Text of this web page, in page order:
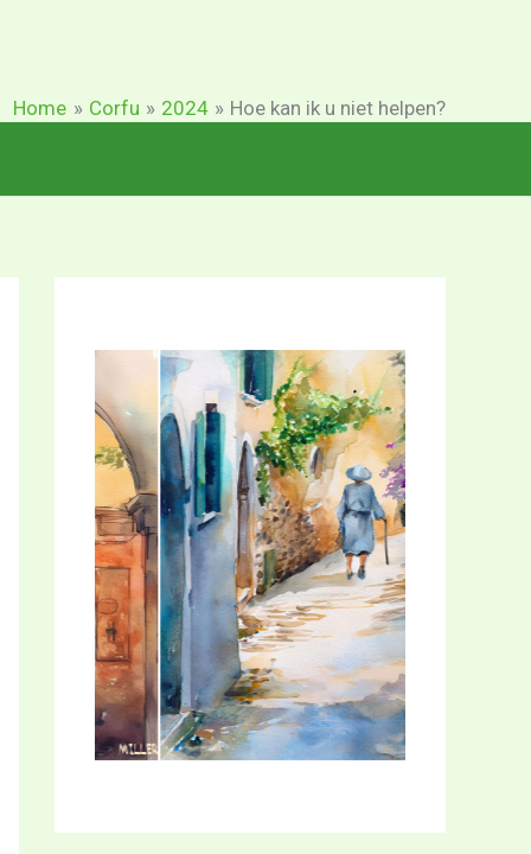
Home Corfu 2024 Hoe kan ik u niet helpen?